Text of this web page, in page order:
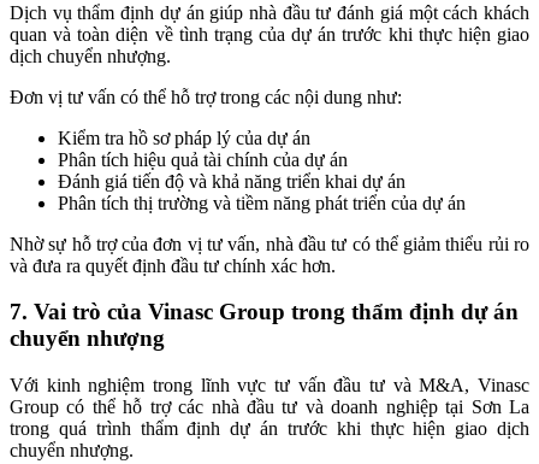
Dịch vụ thẩm định dự án giúp nhà đầu tư đánh giá một cách khách
quan và toàn diện về tình trạng của dự án trước khi thực hiện giao
dịch chuyển nhượng.
Đơn vị tư vấn có thể hỗ trợ trong các nội dung như:
Kiểm tra hồ sơ pháp lý của dự án
Phân tích hiệu quả tài chính của dự án
Đánh giá tiến độ và khả năng triển khai dự án
Phân tích thị trường và tiềm năng phát triển của dự án
Nhờ sự hỗ trợ của đơn vị tư vấn, nhà đầu tư có thể giảm thiểu rủi ro
và đưa ra quyết định đầu tư chính xác hơn.
7. Vai trò của Vinasc Group trong thẩm định dự án
chuyển nhượng
Với kinh nghiệm trong lĩnh vực tư vấn đầu tư và M&A, Vinasc
Group có thể hỗ trợ các nhà đầu tư và doanh nghiệp tại Sơn La
trong quá trình thẩm định dự án trước khi thực hiện giao dịch
chuyển nhượng.